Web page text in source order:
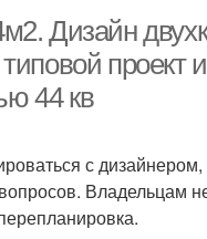
Дизайн
проект
44 кв
с
Владельцам